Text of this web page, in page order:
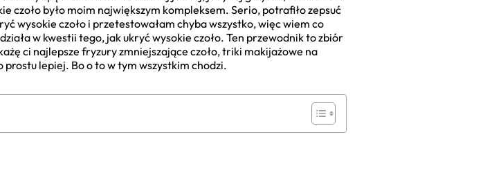
czoło było moim największym kompleksem. Serio, potrafiło zepsuć
wysokie czoło i przetestowałam chyba wszystko, więc wiem co
w kwestii tego, jak ukryć wysokie czoło. Ten przewodnik to zbiór
ci najlepsze fryzury zmniejszające czoło, triki makijażowe na
prostu lepiej. Bo o to w tym wszystkim chodzi.